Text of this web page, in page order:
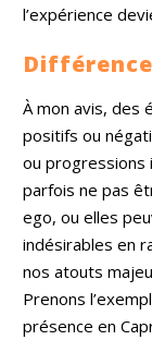
l’expérience
À mon avis, des
positifs ou
ou progressions
parfois ne pas
ego, ou elles
indésirables en
nos atouts
Prenons
présence en